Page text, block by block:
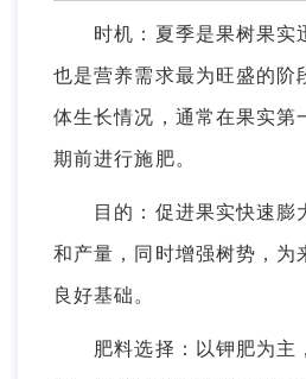
时机：夏季是果树果实迅
也是营养需求最为旺盛的阶
体生长情况，通常在果实第
期前进行施肥。
目的：促进果实快速膨
和产量，同时增强树势，为
良好基础。
肥料选择：以钾肥为主